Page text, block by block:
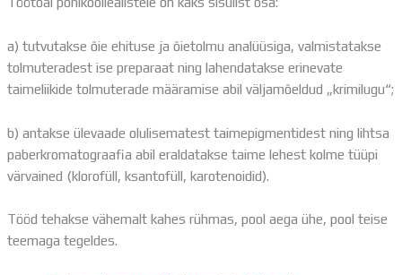
Distantsõpe
Projektid
ÜLDINFO
Sisseastumine
Dokumendid
Uudised
Lapsevanemale
Toitlustamine
Virtuaaltuur
a) tutvutakse õie ehituse ja õietolmu analüüsiga, valmistatakse
tolmuteradest ise preparaat ning lahendatakse erinevate
taimeliikide tolmuterade määramise abil väljamõeldud „krimilugu“;
b) antakse ülevaade olulisematest taimepigmentidest ning lihtsa
paberkromatograafia abil eraldatakse taime lehest kolme tüüpi
värvained (klorofüll, ksantofüll, karotenoidid).
Tööd tehakse vähemalt kahes rühmas, pool aega ühe, pool teise
teemaga tegeldes.